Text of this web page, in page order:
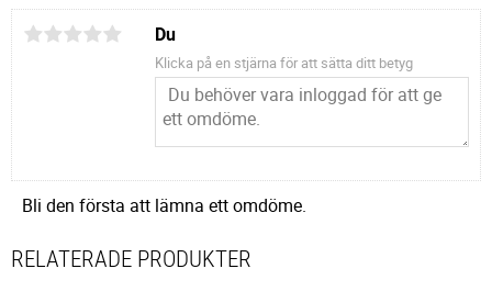
Du
Klicka på en stjärna för att sätta ditt betyg
Bli den första att lämna ett omdöme.
RELATERADE PRODUKTER